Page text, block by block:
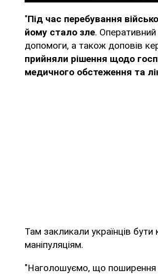
"Під час перебування
йому стало зле.
допомоги, а також доповів
прийняли рішення щодо
медичного обстеження та
Там закликали українців
маніпуляціям.
"Наголошуємо, що поширення